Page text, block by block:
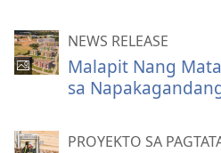
NEWS RELEASE
Malapit Nang
sa
PROYEKTO SA